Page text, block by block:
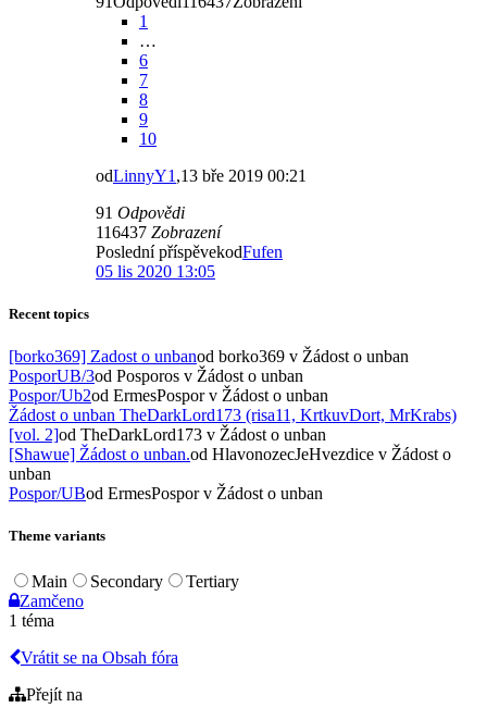
1
…
6
7
8
9
10
odLinnyY1 ,13 bře 2019 00:21
91 Odpovědi
116437 Zobrazení
Poslední příspěvekodFufen
05 lis 2020 13:05
Recent topics
[borko369] Zadost o unbanod borko369 v Žádost o unban
PosporUB/3od Posporos v Žádost o unban
Pospor/Ub2od ErmesPosporv Žádost o unban
Žádost o unban TheDarkLord173 (risa11, KrtkuvDort, MrKrabs)
[vol. 2]od TheDarkLord173 v Žádost o unban
[Shawue] Žádost o unban.od HlavonozecJeHvezdice v Žádost o
unban
Pospor/UBod ErmesPosporv Žádost o unban
Theme variants
Main Secondary
Tertiary
Zamčeno
1 téma
Vrátit se na Obsah fóra
Přejít na